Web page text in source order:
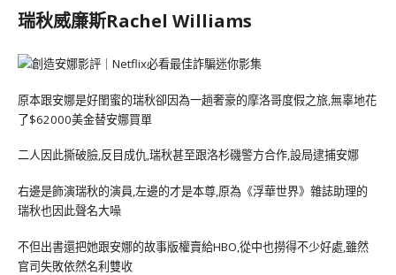
瑞秋威廉斯Rachel Williams
原本跟安娜是好閨蜜的瑞秋卻因為一趟奢豪的摩洛哥度假之旅,無辜地花
了$62000美金替安娜買單
二人因此撕破臉,反目成仇,瑞秋甚至跟洛杉磯警方合作,設局逮捕安娜
右邊是飾演瑞秋的演員,左邊的才是本尊,原為《浮華世界》雜誌助理的
瑞秋也因此聲名大噪
不但出書還把她跟安娜的故事版權賣給HBO,從中也撈得不少好處,雖然
官司失敗依然名利雙收